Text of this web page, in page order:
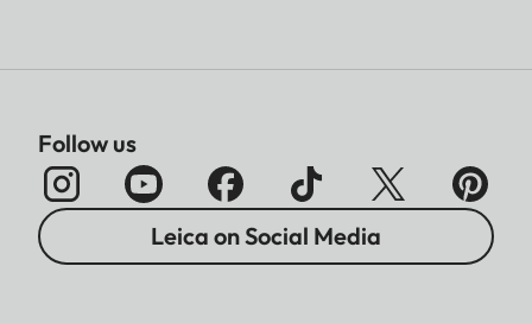
Follow us
Leica on Social Media